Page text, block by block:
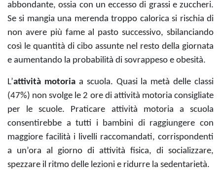
abbondante, ossia con un eccesso di grassi e zuccheri.
Se si mangia una merenda troppo calorica si rischia di
non avere più fame al pasto successivo, sbilanciando
così le quantità di cibo assunte nel resto della giornata
e aumentando la probabilità di sovrappeso e obesità.
L’attività motoriaa scuola. Quasi la metà delle classi
(47%) non svolge le 2 ore di attività motoria consigliate
per le scuole. Praticare attività motoria a scuola
consentirebbe a tutti i bambini di raggiungere con
maggiore facilità i livelli raccomandati, corrispondenti
a un’ora al giorno di attività fisica, di socializzare,
spezzare il ritmo delle lezioni e ridurre la sedentarietà.